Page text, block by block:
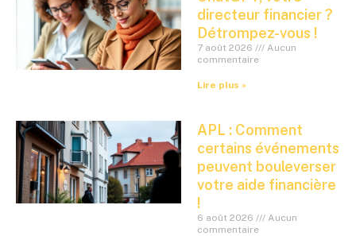
directeur financier ?
Détrompez-vous !
7 août 2026
Aucun
commentaire
Lire plus »
APL : Comment
certains événements
peuvent bouleverser
votre aide financière
!
6 août 2026
Aucun
commentaire